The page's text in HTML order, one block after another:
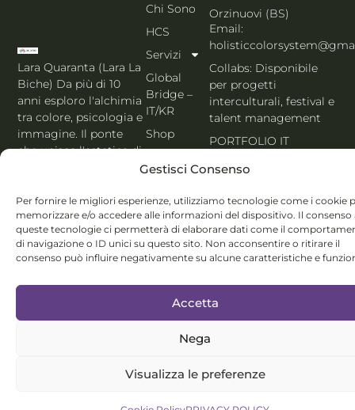
Gestisci Consenso
Per fornire le migliori esperienze, utilizziamo tecnologie come i cookie
memorizzare e/o accedere alle informazioni del dispositivo. Il consenso
queste tecnologie ci permetterà di elaborare dati come il
di navigazione o ID unici su questo sito. Non acconsentire o ritirare il
consenso può influire negativamente su alcune caratteristiche e
Accetta
Nega
Visualizza le preferenze
Lara Quaranta (Lara La
Biche) Da più di 10
anni esploro l'alchimia
tra colore, psicologia e
immagine. Il ponte
che unisce l'estetica di
MBTI, Enneagramma &
Holistic Color
System®.
Chi Sono
HCS
Servizi
Global
Bridge –
IT/KR
Shop
Italiano
Orzinuovi (BS)
Email:
Collabs: Disponibile
per progetti
interculturali, festival e
talent management
PORTFOLIO IT
© Lara Quaranta | P.IVA 03960300980 | 2026 All Rights